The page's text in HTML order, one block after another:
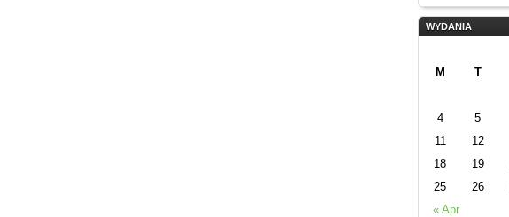
WYDANIA
M T
« Apr
4
5
11
12
18
19
25
26